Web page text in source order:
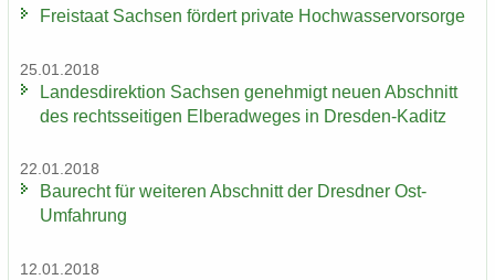
Frei­staat Sach­sen för­dert pri­va­te Hoch­was­ser­vor­sor­ge
25.01.2018
Lan­des­di­rek­ti­on Sach­sen ge­neh­migt neuen Ab­schnitt
des rechts­sei­ti­gen El­be­rad­we­ges in Dresden-​Kaditz
22.01.2018
Bau­recht für wei­te­ren Ab­schnitt der Dresd­ner Ost-​
Umfahrung
12.01.2018